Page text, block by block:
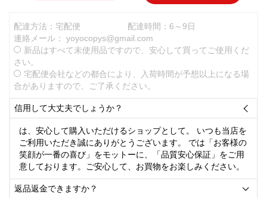
配達方法：宅配便
配達時間：6～9日
連絡メール： yoyocopys@gmail.com
新品はすべて未使用品ですので、安心して買ってご使用くだ
さい。
宅配便会社などの都合により、入荷時間が予想以上になる場
合がありますので、ご了承ください。
信用して大丈夫でしょうか？ 
は、安心して購入いただけるショップとして。 いつも当店を
ご利用いただき誠にありがとうございます。 では「お客様の
笑顔が一番の喜び」をモットーに、「品質安心保証」をご用
意しております。ご安心して、お買物をお楽しみください。
返品返金できますか？ 